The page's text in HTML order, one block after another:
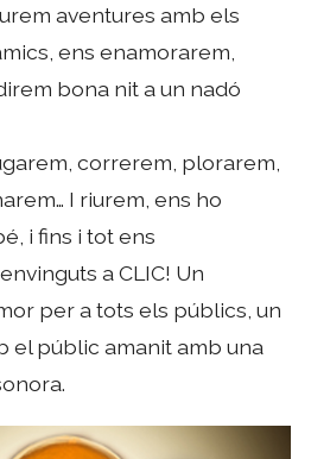
aventures amb els
ens enamorarem,
bona nit a un nadó
correrem, plorarem,
I riurem, ens ho
i fins i tot ens
a CLIC! Un
per a tots els públics, un
el públic amanit amb una